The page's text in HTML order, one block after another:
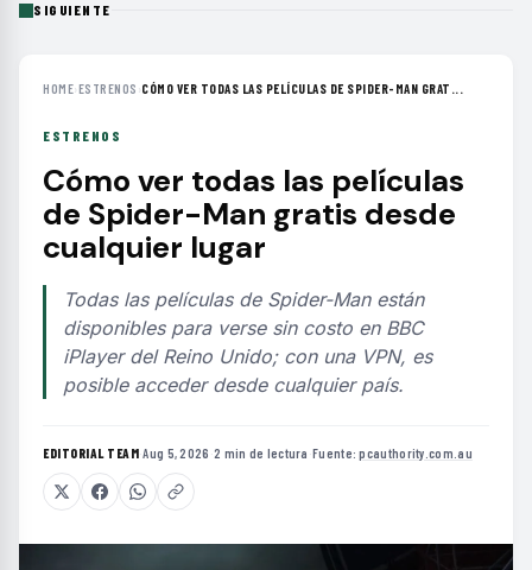
SIGUIENTE
HOME›ESTRENOS ›CÓMO VER TODAS LAS PELÍCULAS DE SPIDER-MAN GRAT...
ESTRENOS
Cómo ver todas las películas
de Spider-Man gratis desde
cualquier lugar
Todas las películas de Spider-Man están
disponibles para verse sin costo en BBC
iPlayer del Reino Unido; con una VPN, es
posible acceder desde cualquier país.
EDITORIAL TEAM·Aug 5, 2026 ·2 min de lectura ·Fuente:pcauthority.com.au